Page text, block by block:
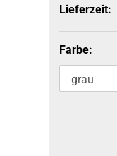
Lieferzeit:
Farbe: